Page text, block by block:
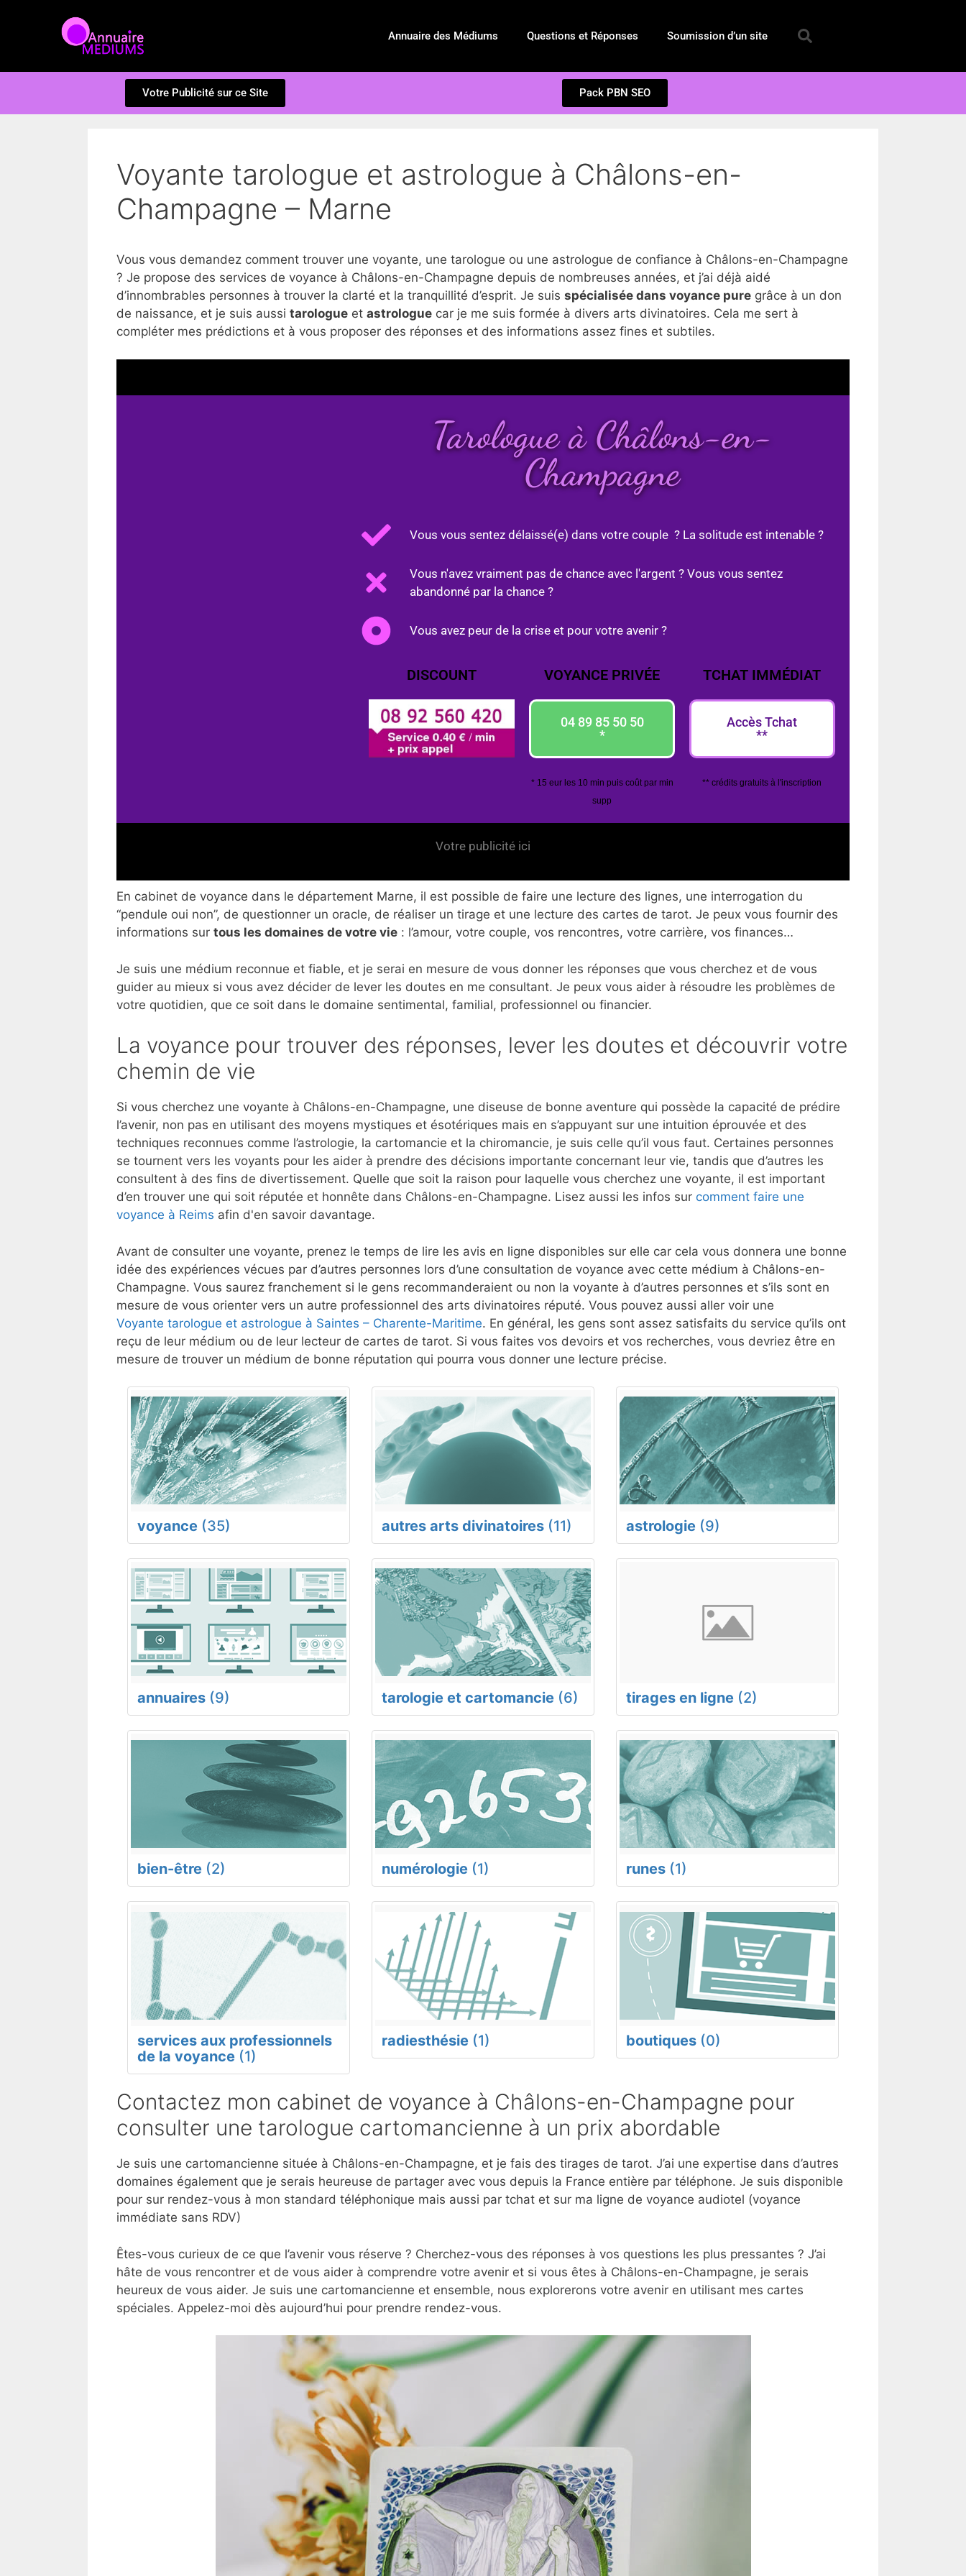
Annuaire des Médiums Questions et Réponses Soumission d’un site
Votre Publicité sur ce Site Pack PBN SEO
Voyante tarologue et astrologue à Châlons-en-
Champagne – Marne
Vous vous demandez comment trouver une voyante, une tarologue ou une astrologue de confiance à Châlons-en-Champagne
? Je propose des services de voyance à Châlons-en-Champagne depuis de nombreuses années, et j’ai déjà aidé
d’innombrables personnes à trouver la clarté et la tranquillité d’esprit. Je suis spécialisée dans voyance pure grâce à un don
de naissance, et je suis aussi tarologue et astrologue car je me suis formée à divers arts divinatoires. Cela me sert à
compléter mes prédictions et à vous proposer des réponses et des informations assez fines et subtiles.
Tarologue à Châlons-en-
Champagne
Vous vous sentez délaissé(e) dans votre couple ? La solitude est intenable ?
Vous n'avez vraiment pas de chance avec l'argent ? Vous vous sentez
abandonné par la chance ?
Vous avez peur de la crise et pour votre avenir ?
DISCOUNT VOYANCE PRIVÉE
04 89 85 50 50
*
* 15 eur les 10 min puis coût par min
supp
TCHAT IMMÉDIAT
Accès Tchat
**
** crédits gratuits à l'inscription
Votre publicité ici
En cabinet de voyance dans le département Marne, il est possible de faire une lecture des lignes, une interrogation du
“pendule oui non”, de questionner un oracle, de réaliser un tirage et une lecture des cartes de tarot. Je peux vous fournir des
informations sur tous les domaines de votre vie : l’amour, votre couple, vos rencontres, votre carrière, vos finances…
Je suis une médium reconnue et fiable, et je serai en mesure de vous donner les réponses que vous cherchez et de vous
guider au mieux si vous avez décider de lever les doutes en me consultant. Je peux vous aider à résoudre les problèmes de
votre quotidien, que ce soit dans le domaine sentimental, familial, professionnel ou financier.
La voyance pour trouver des réponses, lever les doutes et découvrir votre
chemin de vie
Si vous cherchez une voyante à Châlons-en-Champagne, une diseuse de bonne aventure qui possède la capacité de prédire
l’avenir, non pas en utilisant des moyens mystiques et ésotériques mais en s’appuyant sur une intuition éprouvée et des
techniques reconnues comme l’astrologie, la cartomancie et la chiromancie, je suis celle qu’il vous faut. Certaines personnes
se tournent vers les voyants pour les aider à prendre des décisions importante concernant leur vie, tandis que d’autres les
consultent à des fins de divertissement. Quelle que soit la raison pour laquelle vous cherchez une voyante, il est important
d’en trouver une qui soit réputée et honnête dans Châlons-en-Champagne. Lisez aussi les infos sur comment faire une
voyance à Reims afin d'en savoir davantage.
Avant de consulter une voyante, prenez le temps de lire les avis en ligne disponibles sur elle car cela vous donnera une bonne
idée des expériences vécues par d’autres personnes lors d’une consultation de voyance avec cette médium à Châlons-en-
Champagne. Vous saurez franchement si le gens recommanderaient ou non la voyante à d’autres personnes et s’ils sont en
mesure de vous orienter vers un autre professionnel des arts divinatoires réputé. Vous pouvez aussi aller voir une
Voyante tarologue et astrologue à Saintes – Charente-Maritime. En général, les gens sont assez satisfaits du service qu’ils ont
reçu de leur médium ou de leur lecteur de cartes de tarot. Si vous faites vos devoirs et vos recherches, vous devriez être en
mesure de trouver un médium de bonne réputation qui pourra vous donner une lecture précise.
voyance (35) autres arts divinatoires (11) astrologie (9)
annuaires (9) tarologie et cartomancie (6) tirages en ligne (2)
bien-être (2) numérologie (1) runes (1)
services aux professionnels
de la voyance (1)
radiesthésie (1) boutiques (0)
Contactez mon cabinet de voyance à Châlons-en-Champagne pour
consulter une tarologue cartomancienne à un prix abordable
Je suis une cartomancienne située à Châlons-en-Champagne, et je fais des tirages de tarot. J’ai une expertise dans d’autres
domaines également que je serais heureuse de partager avec vous depuis la France entière par téléphone. Je suis disponible
pour sur rendez-vous à mon standard téléphonique mais aussi par tchat et sur ma ligne de voyance audiotel (voyance
immédiate sans RDV)
Êtes-vous curieux de ce que l’avenir vous réserve ? Cherchez-vous des réponses à vos questions les plus pressantes ? J’ai
hâte de vous rencontrer et de vous aider à comprendre votre avenir et si vous êtes à Châlons-en-Champagne, je serais
heureux de vous aider. Je suis une cartomancienne et ensemble, nous explorerons votre avenir en utilisant mes cartes
spéciales. Appelez-moi dès aujourd’hui pour prendre rendez-vous.